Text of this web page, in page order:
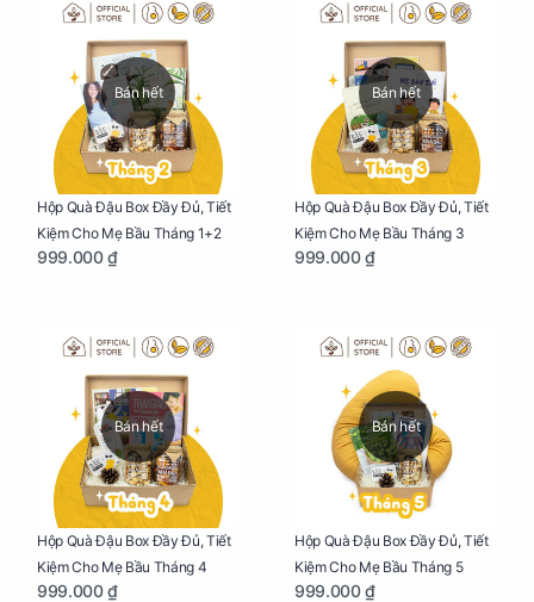
Bán hết
Hộp Quà Đậu Box Đầy Đủ, Tiết
Kiệm Cho Mẹ Bầu Tháng 1+2
999.000 ₫
Bán hết
Hộp Quà Đậu Box Đầy Đủ, Tiết
Kiệm Cho Mẹ Bầu Tháng 3
999.000 ₫
Bán hết
Hộp Quà Đậu Box Đầy Đủ, Tiết
Kiệm Cho Mẹ Bầu Tháng 4
999.000 ₫
Bán hết
Hộp Quà Đậu Box Đầy Đủ, Tiết
Kiệm Cho Mẹ Bầu Tháng 5
999.000 ₫